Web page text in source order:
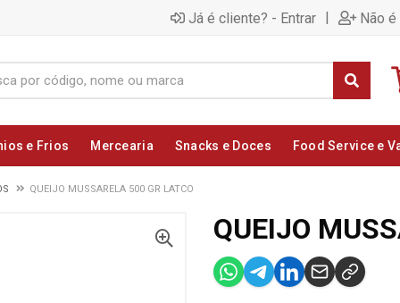
Já é cliente? - Entrar | Não
e Frios Mercearia Snacks e Doces Food Service e
QUEIJO MUSSARELA 500 GR LATCO
QUEIJO